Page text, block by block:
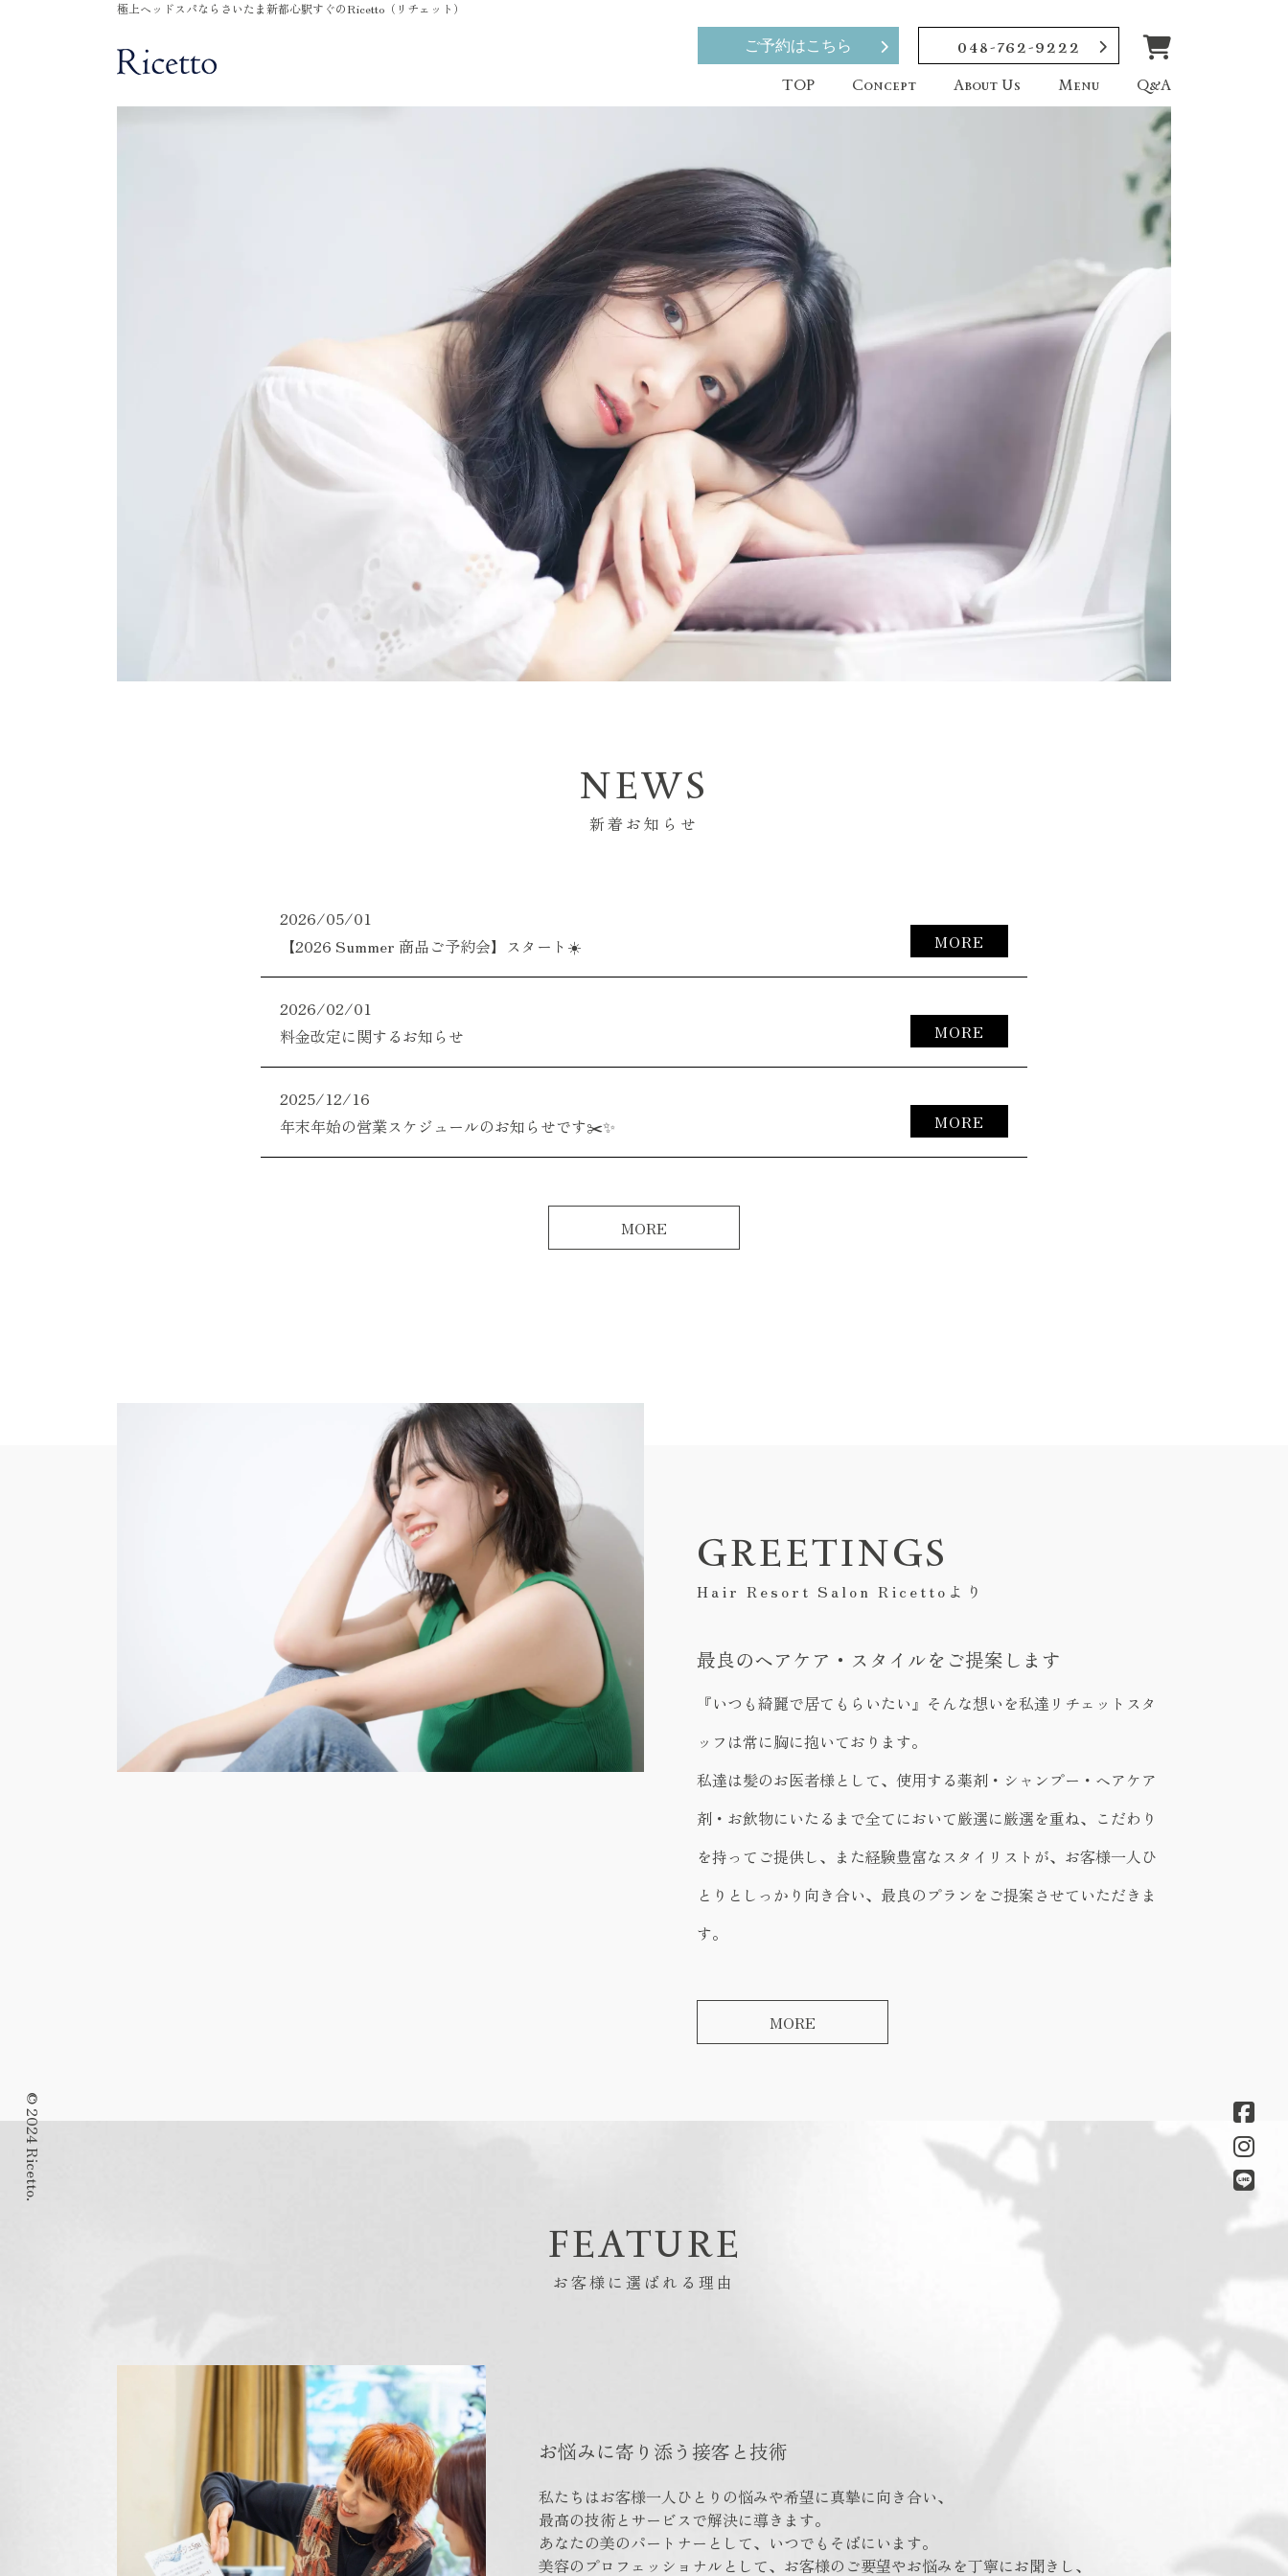
極上ヘッドスパならさいたま新都心駅すぐのRicetto（リチェット）
ご予約はこちら 048-762-9222
TOP Concept About Us Menu Q&A
© 2024 Ricetto.
NEWS
新着お知らせ
2026/05/01
【2026 Summer 商品ご予約会】スタート☀️
MORE
2026/02/01
料金改定に関するお知らせ
MORE
2025/12/16
年末年始の営業スケジュールのお知らせです✂️✨
MORE
MORE
GREETINGS
Hair Resort Salon Ricettoより
最良のヘアケア・スタイルをご提案します
『いつも綺麗で居てもらいたい』そんな想いを私達リチェットスタ
ッフは常に胸に抱いております。
私達は髪のお医者様として、使用する薬剤・シャンプー・ヘアケア
剤・お飲物にいたるまで全てにおいて厳選に厳選を重ね、こだわり
を持ってご提供し、また経験豊富なスタイリストが、お客様一人ひ
とりとしっかり向き合い、最良のプランをご提案させていただきま
す。
MORE
FEATURE
お客様に選ばれる理由
お悩みに寄り添う接客と技術
私たちはお客様一人ひとりの悩みや希望に真摯に向き合い、
最高の技術とサービスで解決に導きます。
あなたの美のパートナーとして、いつでもそばにいます。
美容のプロフェッショナルとして、お客様のご要望やお悩みを丁寧にお聞きし、